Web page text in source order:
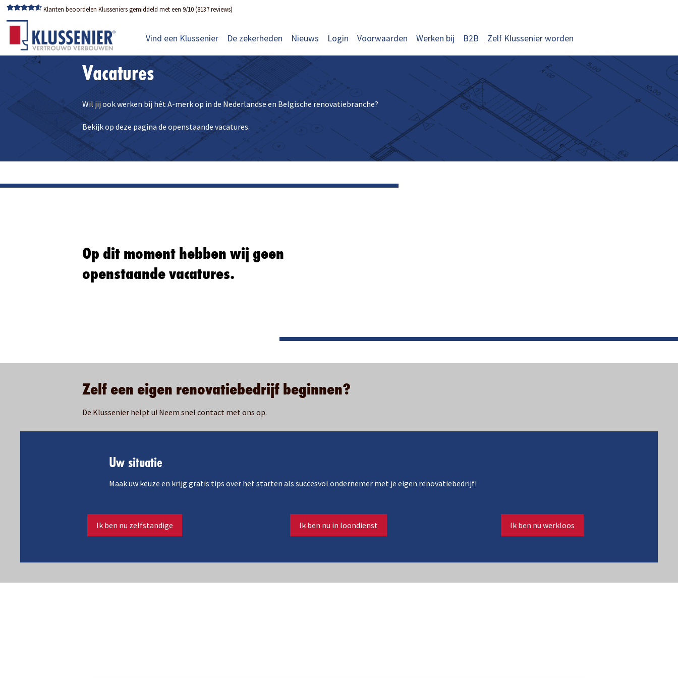
Klanten beoordelen Klusseniers gemiddeld met een 9/10 (8137 reviews)
Vind een Klussenier De zekerheden Nieuws Login Voorwaarden Werken bij B2B Zelf Klussenier worden
Vacatures
Wil jij ook werken bij hét A-merk op in de Nederlandse en Belgische renovatiebranche?
Bekijk op deze pagina de openstaande vacatures.
Op dit moment hebben wij geen
openstaande vacatures.
Zelf een eigen renovatiebedrijf beginnen?
De Klussenier helpt u! Neem snel contact met ons op.
Uw situatie
Maak uw keuze en krijg gratis tips over het starten als succesvol ondernemer met je eigen renovatiebedrijf!
Ik ben nu zelfstandige Ik ben nu in loondienst Ik ben nu werkloos